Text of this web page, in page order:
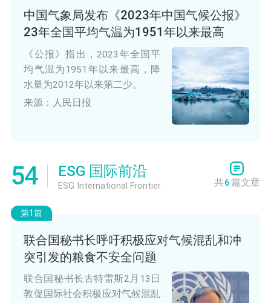
中国气象局发布《2023年中国气候公报》
23年全国平均气温为1951年以来最高
《公报》指出，2023年全国平
均气温为1951年以来最高，降
水量为2012年以来第二少。
来源：人民日报
54 ESG 国际前沿
ESG International Frontier 共6篇文章
第1篇
联合国秘书长呼吁积极应对气候混乱和冲
突引发的粮食不安全问题
联合国秘书长古特雷斯2月13日
敦促国际社会积极应对气候混乱